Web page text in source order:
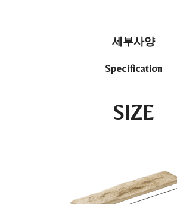
세부사양
Specification
SIZE